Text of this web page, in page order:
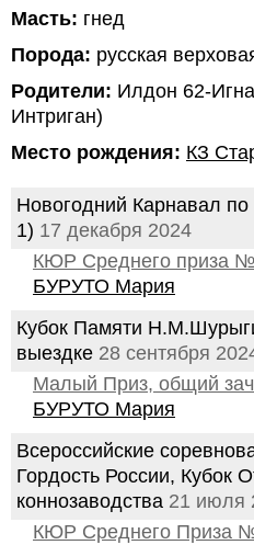
Масть: гнед
Порода: русская
Родители: Илдон 62-
Интриган)
Место рождения: КЗ
Новогодний Карнавал
1) 17 декабря 2024
КЮР Среднего приза
БУРУТО Мария
Кубок Памяти
выездке 28 сентября
Малый Приз, общий
БУРУТО Мария
Всероссийские
Гордость России, Кубок
коннозаводства 21 июля
КЮР Среднего Приза